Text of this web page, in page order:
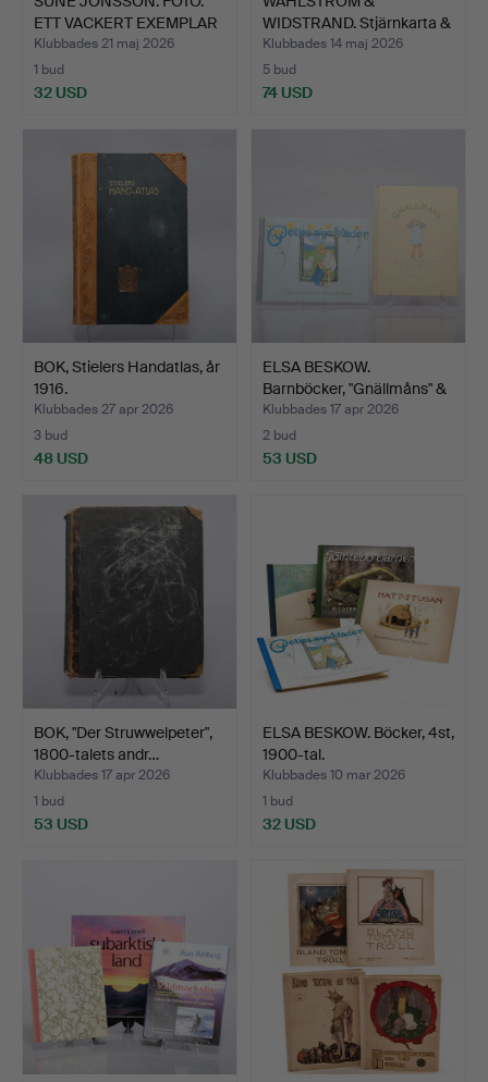
ETT VACKERT EXEMPLAR
A…
Klubbades 21 maj 2026
1 bud
32 USD
WIDSTRAND. Stjärnkarta &
Plani…
Klubbades 14 maj 2026
5 bud
74 USD
BOK, Stielers Handatlas, år
1916.
Klubbades 27 apr 2026
3 bud
48 USD
ELSA BESKOW.
Barnböcker, "Gnällmåns" &
"Pe…
Klubbades 17 apr 2026
2 bud
53 USD
BOK, "Der Struwwelpeter",
1800-talets andr…
Klubbades 17 apr 2026
1 bud
53 USD
ELSA BESKOW. Böcker, 4st,
1900-tal.
Klubbades 10 mar 2026
1 bud
32 USD